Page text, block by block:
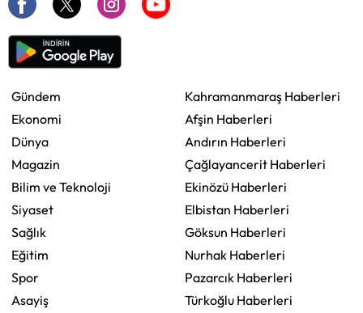
Gündem
Ekonomi
Dünya
Magazin
Bilim ve Teknoloji
Siyaset
Sağlık
Eğitim
Spor
Asayiş
Kahramanmaraş Haberleri
Afşin Haberleri
Andırın Haberleri
Çağlayancerit Haberleri
Ekinözü Haberleri
Elbistan Haberleri
Göksun Haberleri
Nurhak Haberleri
Pazarcık Haberleri
Türkoğlu Haberleri